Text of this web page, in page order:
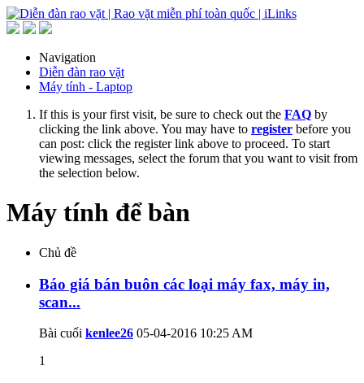
Navigation
Diễn đàn rao vặt
Máy tính - Laptop
If this is your first visit, be sure to check out the FAQ by
clicking the link above. You may have to register before you
can post: click the register link above to proceed. To start
viewing messages, select the forum that you want to visit from
the selection below.
Máy tính để bàn
Chủ đề
Báo giá bán buôn các loại máy fax, máy in,
scan...
Bài cuối kenlee26 05-04-2016 10:25 AM
1